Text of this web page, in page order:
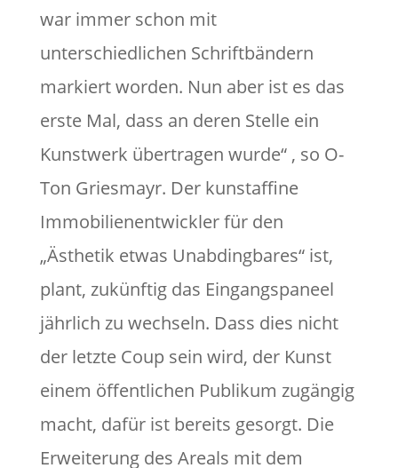
war immer schon mit
unterschiedlichen Schriftbändern
markiert worden. Nun aber ist es das
erste Mal, dass an deren Stelle ein
Kunstwerk übertragen wurde“ , so O-
Ton Griesmayr. Der kunstaffine
Immobilienentwickler für den
„Ästhetik etwas Unabdingbares“ ist,
plant, zukünftig das Eingangspaneel
jährlich zu wechseln. Dass dies nicht
der letzte Coup sein wird, der Kunst
einem öffentlichen Publikum zugängig
macht, dafür ist bereits gesorgt. Die
Erweiterung des Areals mit dem